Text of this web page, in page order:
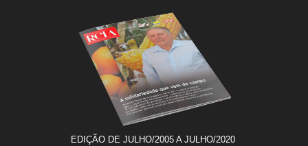
EDIÇÃO DE JULHO/2005 A JULHO/2020